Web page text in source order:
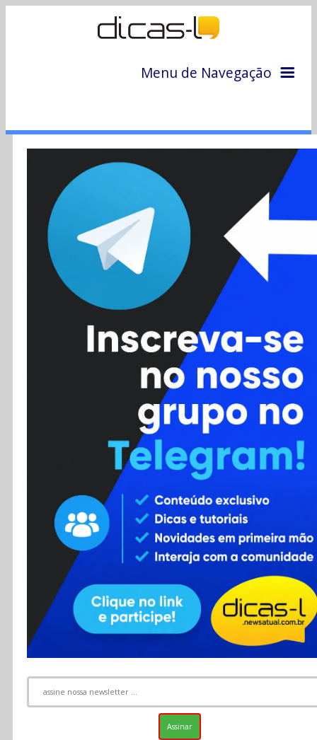
Menu de Navegação
Colunas
Colaboradores
Cursos
Enviar Dica
Contato
RSS